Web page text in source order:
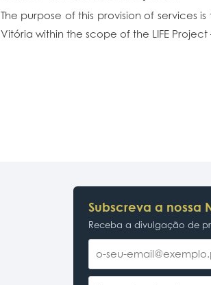
The purpose of this provision of services
Vitória within the scope of the LIFE
Subscreva a nossa
Receba a divulgação de